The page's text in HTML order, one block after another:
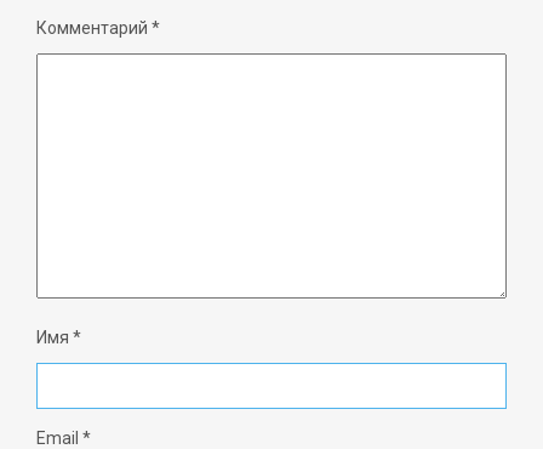
Комментарий *
Имя *
Email *